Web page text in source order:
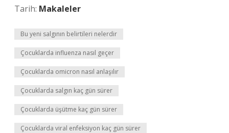
Tarih: Makaleler
Bu yeni salgının belirtileri nelerdir
Çocuklarda influenza nasıl geçer
Çocuklarda omicron nasıl anlaşılır
Çocuklarda salgın kaç gün sürer
Çocuklarda üşütme kaç gün sürer
Çocuklarda viral enfeksiyon kaç gün sürer